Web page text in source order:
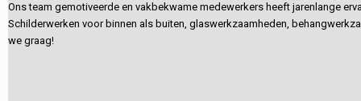
Ons team gemotiveerde en vakbekwame medewerkers heeft jarenlange
Schilderwerken voor binnen als buiten, glaswerkzaamheden,
we graag!